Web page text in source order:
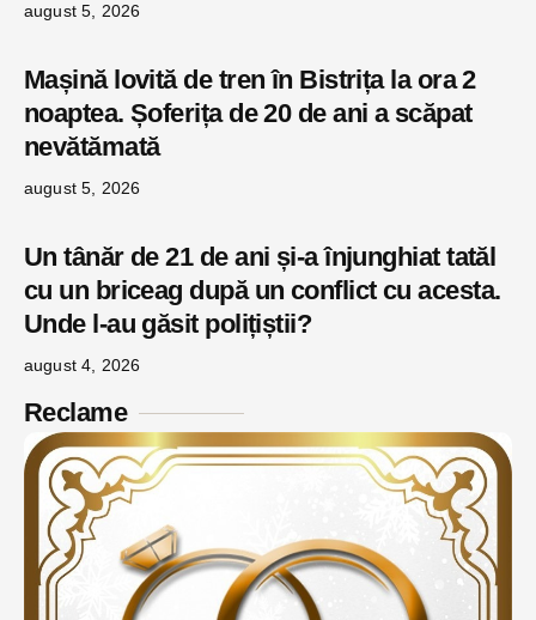
august 5, 2026
Mașină lovită de tren în Bistrița la ora 2
noaptea. Șoferița de 20 de ani a scăpat
nevătămată
august 5, 2026
Un tânăr de 21 de ani și-a înjunghiat tatăl
cu un briceag după un conflict cu acesta.
Unde l-au găsit polițiștii?
august 4, 2026
Reclame